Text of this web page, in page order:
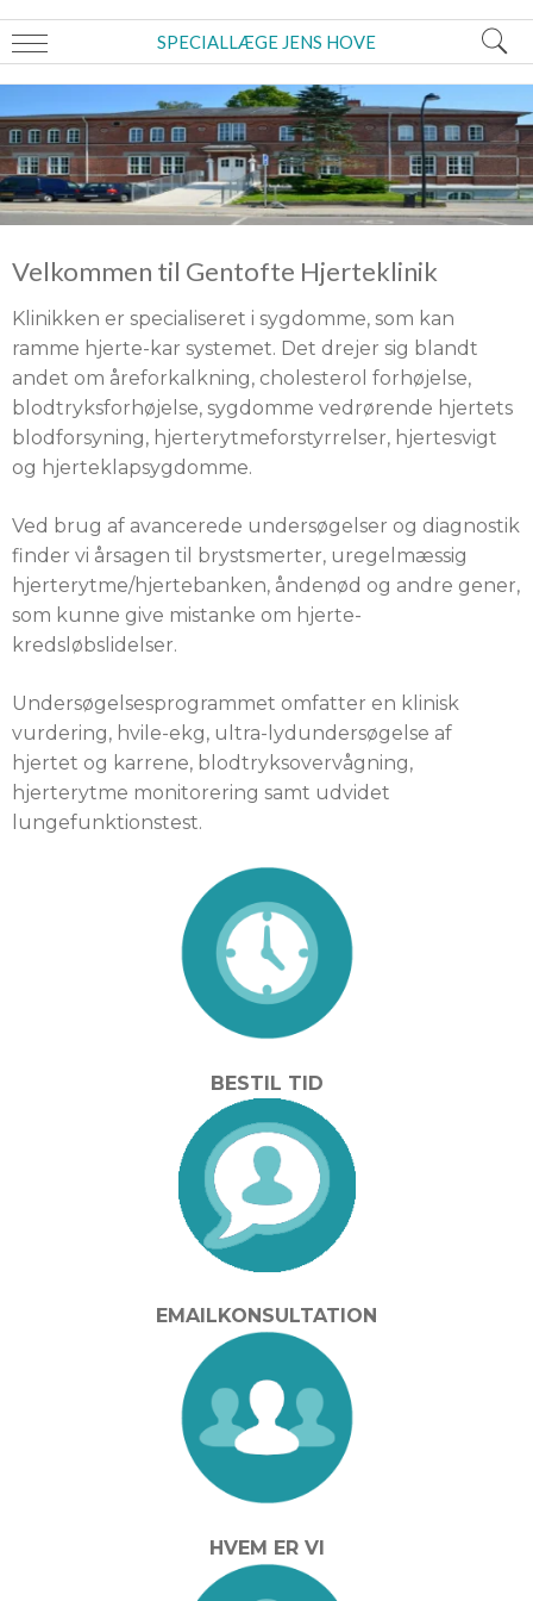
SPECIALLÆGE JENS HOVE
Velkommen til Gentofte Hjerteklinik
Klinikken er specialiseret i sygdomme, som kan
ramme hjerte-kar systemet. Det drejer sig blandt
andet om åreforkalkning, cholesterol forhøjelse,
blodtryksforhøjelse, sygdomme vedrørende hjertets
blodforsyning, hjerterytmeforstyrrelser, hjertesvigt
og hjerteklapsygdomme.
Ved brug af avancerede undersøgelser og diagnostik
finder vi årsagen til brystsmerter, uregelmæssig
hjerterytme/hjertebanken, åndenød og andre gener,
som kunne give mistanke om hjerte-
kredsløbslidelser.
Undersøgelsesprogrammet omfatter en klinisk
vurdering, hvile-ekg, ultra-lydundersøgelse af
hjertet og karrene, blodtryksovervågning,
hjerterytme monitorering samt udvidet
lungefunktionstest.
BESTIL TID
EMAILKONSULTATION
HVEM ER VI